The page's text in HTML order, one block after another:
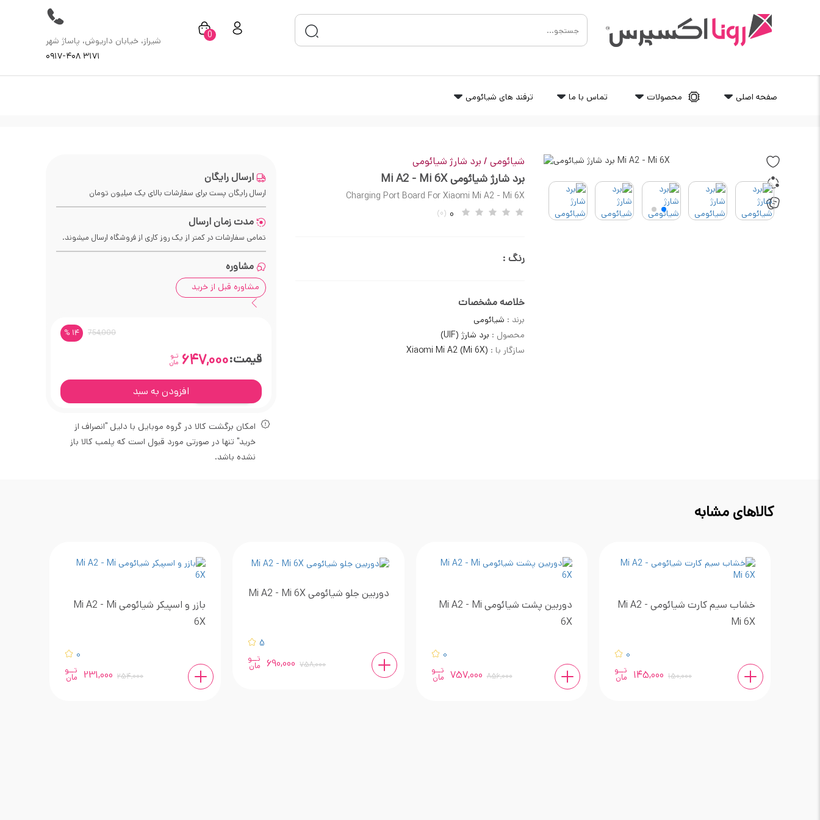
شیراز، خیابان داریوش، پاساژ شهر
۰۹۱۷-۴۰۸ ۳۱۷۱
0
صفحه اصلی محصولات تماس با ما
ترفند های شیائومی
شیائومی / برد شارژ شیائومی
برد شارژ شیائومی Mi A2 - Mi 6X
Charging Port Board For Xiaomi Mi A2 - Mi 6X
0
(0)
رنگ :
خلاصه مشخصات
برند : شیائومی
محصول : برد شارژ (UIF)
سازگار با : Xiaomi Mi A2 (Mi 6X)
ارسال رایگان
ارسال رایگان پست برای سفارشات بالای یک میلیون تومان
مدت زمان ارسال
تمامی سفارشات در کمتر از یک روز کاری از فروشگاه ارسال میشوند.
مشاوره
مشاوره قبل از خرید
% 14 754,000
قیمت: تـو
مان 647,000
افزودن به سبد
امکان برگشت کالا در گروه موبایل با دلیل "انصراف از
خرید" تنها در صورتی مورد قبول است که پلمب کالا باز
نشده باشد.
کالاهای مشابه
خشاب سیم کارت شیائومی Mi A2 -
Mi 6X
0
تــو
مان 145,000 150,000
دوربین پشت شیائومی Mi A2 - Mi
6X
0
تــو
مان 757,000 856,000
دوربین جلو شیائومی Mi A2 - Mi 6X
5
تــو
مان 690,000 758,000
بازر و اسپیکر شیائومی Mi A2 - Mi
6X
0
تــو
مان 231,000 254,000